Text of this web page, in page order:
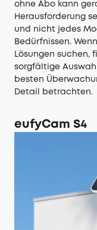
ohne Abo kann
Herausforderung
und nicht jedes
Bedürfnissen.
Lösungen suchen,
sorgfältige
besten
Detail betrachten.
eufyCam S4